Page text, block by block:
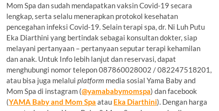
Mom Spa dan sudah mendapatkan vaksin Covid-19 secara
lengkap, serta selalu menerapkan protokol kesehatan
pencegahan infeksi Covid-19. Selain terapi spa, dr. Ni Luh Putu
Eka Diarthini yang bertindak sebagai konsultan dokter, siap
melayani pertanyaan – pertanyaan seputar terapi kehamilan
dan anak. Untuk Info lebih lanjut dan reservasi, dapat
menghubungi nomor telepon 087860028002 / 082247518201,
atau bisa juga melaluiplatform media sosial Yama Baby and
Mom Spa di instagram (@yamababymomspa) dan facebook
(YAMA Baby and Mom Spa atau Eka Diarthini). Dengan harga